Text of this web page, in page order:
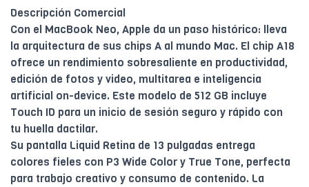
Descripción Comercial
Con el MacBook Neo, Apple da un paso histórico: lleva
la arquitectura de sus chips A al mundo Mac. El chip A18
ofrece un rendimiento sobresaliente en productividad,
edición de fotos y video, multitarea e inteligencia
artificial on-device. Este modelo de 512 GB incluye
Touch ID para un inicio de sesión seguro y rápido con
tu huella dactilar.
Su pantalla Liquid Retina de 13 pulgadas entrega
colores fieles con P3 Wide Color y True Tone, perfecta
para trabajo creativo y consumo de contenido. La